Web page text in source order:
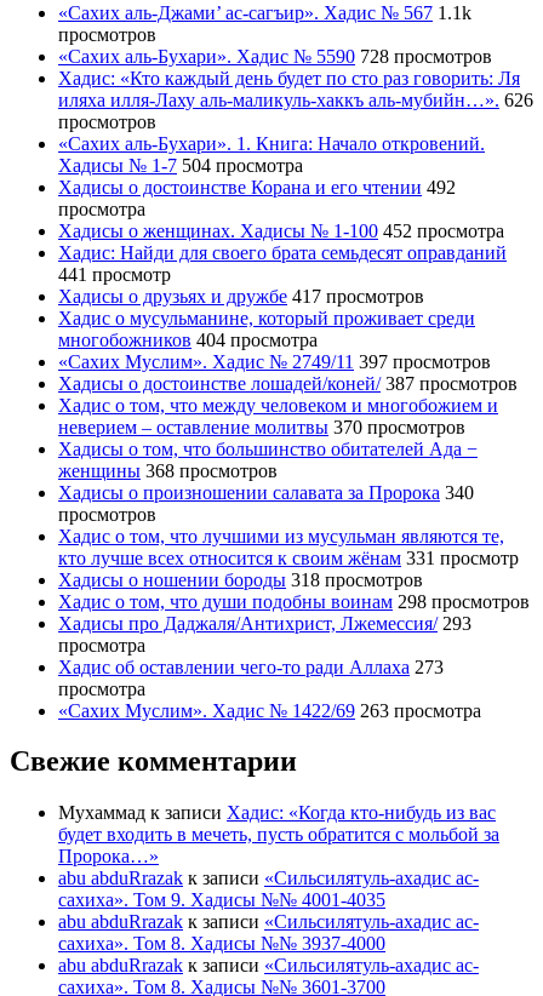
«Сахих аль-Джами’ ас-сагъир». Хадис № 567 1.1k
просмотров
«Сахих аль-Бухари». Хадис № 5590 728 просмотров
Хадис: «Кто каждый день будет по сто раз говорить: Ля
иляха илля-Лаху аль-маликуль-хаккъ аль-мубийн…». 626
просмотров
«Сахих аль-Бухари». 1. Книга: Начало откровений.
Хадисы № 1-7 504 просмотра
Хадисы о достоинстве Корана и его чтении 492
просмотра
Хадисы о женщинах. Хадисы № 1-100 452 просмотра
Хадис: Найди для своего брата семьдесят оправданий
441 просмотр
Хадисы о друзьях и дружбе 417 просмотров
Хадис о мусульманине, который проживает среди
многобожников 404 просмотра
«Сахих Муслим». Хадис № 2749/11 397 просмотров
Хадисы о достоинстве лошадей/коней/ 387 просмотров
Хадис о том, что между человеком и многобожием и
неверием – оставление молитвы 370 просмотров
Хадисы о том, что большинство обитателей Ада −
женщины 368 просмотров
Хадисы о произношении салавата за Пророка 340
просмотров
Хадис о том, что лучшими из мусульман являются те,
кто лучше всех относится к своим жёнам 331 просмотр
Хадисы о ношении бороды 318 просмотров
Хадис о том, что души подобны воинам 298 просмотров
Хадисы про Даджаля/Антихрист, Лжемессия/ 293
просмотра
Хадис об оставлении чего-то ради Аллаха 273
просмотра
«Сахих Муслим». Хадис № 1422/69 263 просмотра
Свежие комментарии
Мухаммад к записи Хадис: «Когда кто-нибудь из вас
будет входить в мечеть, пусть обратится с мольбой за
Пророка…»
abu abduRrazak к записи «Сильсилятуль-ахадис ас-
сахиха». Том 9. Хадисы №№ 4001-4035
abu abduRrazak к записи «Сильсилятуль-ахадис ас-
сахиха». Том 8. Хадисы №№ 3937-4000
abu abduRrazak к записи «Сильсилятуль-ахадис ас-
сахиха». Том 8. Хадисы №№ 3601-3700